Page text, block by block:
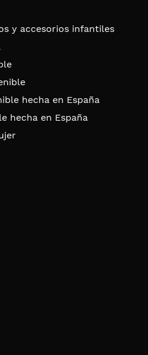
y accesorios infantiles
hecha en España
hecha en España